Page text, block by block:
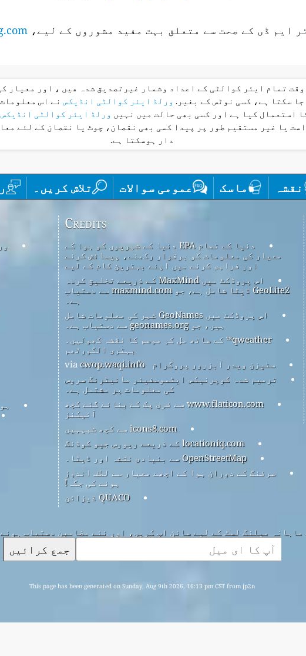
ایم ڈی کے صحت سے متعلق بہت مفید مشوروں کے لیے،
تمام ایئر کوالٹی کے اعداد وشمار غیرتصدیق شدہ ھیں ، اور معیار
سکتا ہے، کسی نوٹس کے بغیر. ورلڈ ایئر کوالٹی انڈیکس نے اس
استعمال کیا ہے اور کسی بھی حالت میں نہیں ورلڈ ایئر کوالٹی انڈیکس
یا غیر مستقیم طور پر پیدا کسی بھی نقصان، چوٹ یا نقصان کے لئے
دار ہوسکتا ہے.
نقشہ ماسک عمومی سوالات تلاش کریں۔
Credits
دنیا کے تمام EPA دنیا کے شہریوں کو ہوا کے
معیار کی معلومات کو برقرار رکھنے، پیمائش کرنے
اور فراہم کرنے میں اپنے بہترین کام کے لیے
اس پروڈکٹ میں MaxMind کے ذریعے تخلیق کردہ
GeoLite2 ڈیٹا شامل ہے، جو maxmind.com سے دستیاب
ہے۔
اس پروڈکٹ میں GeoNames شہر کی معلومات شامل
ہیں، جو geonames.org سے دستیاب ہے۔
qweather™ کے ساتھ مل کر موسم کا نقشہ کھولیں۔
بہتری الگورتھم
سٹیزن ویدر آبزرور پروگرام
cwop.waqi.info
ترمیم شدہ کوپرنیکس ایٹموسفیئر مانیٹرنگ سروس
کی معلومات پر مشتمل ہے۔
www.flaticon.com سے فری پک کے بنائے گئے کچھ
آئیکنز
icons8.com سے کچھ شبیہیں
locationiq.com کے ذریعے ریورس جیو کوڈنگ
OpenStreetMap سے بنیادی نقشہ اور ڈیٹا۔
سرفنگ کے دوران ہوا کے اچھے معیار سے لطف اندوز
ہونے کی جگہ!
QUACO ڈیزائن
ماہانہ میلنگ لسٹ کے لیے سائن اپ کریں، اور نئے مضامین دستیاب ہونے
جمع کرائیں
This page has been generated on Sunday, Aug 9th 2026, 16:13 pm CST from jp2n